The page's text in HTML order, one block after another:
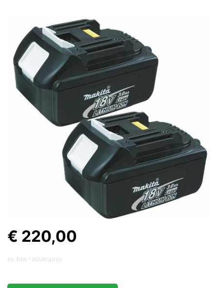
€ 220,00
ex. btw / adviesprijs